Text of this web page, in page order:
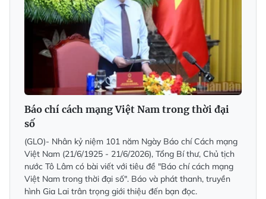
Báo chí cách mạng Việt Nam trong thời đại
số
(GLO)- Nhân kỷ niệm 101 năm Ngày Báo chí Cách mạng
Việt Nam (21/6/1925 - 21/6/2026), Tổng Bí thư, Chủ tịch
nước Tô Lâm có bài viết với tiêu đề "Báo chí cách mạng
Việt Nam trong thời đại số". Báo và phát thanh, truyền
hình Gia Lai trân trọng giới thiệu đến bạn đọc.